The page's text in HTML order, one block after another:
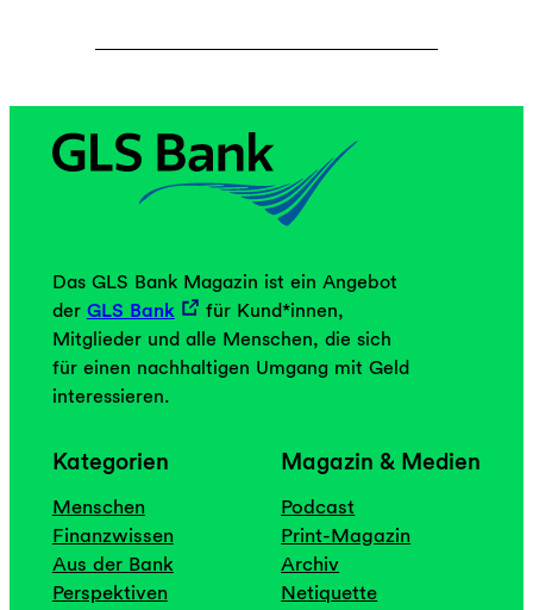
Das GLS Bank Magazin ist ein Angebot
der GLS Bank
für Kund*innen,
Mitglieder und alle Menschen, die sich
für einen nachhaltigen Umgang mit Geld
interessieren.
Kategorien
Menschen
Finanzwissen
Aus der Bank
Perspektiven
Magazin & Medien
Podcast
Print-Magazin
Archiv
Netiquette